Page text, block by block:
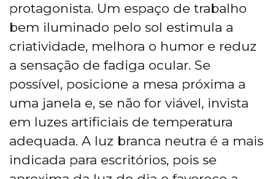
protagonista. Um espaço de trabalho
bem iluminado pelo sol estimula a
criatividade, melhora o humor e reduz
a sensação de fadiga ocular. Se
possível, posicione a mesa próxima a
uma janela e, se não for viável, invista
em luzes artificiais de temperatura
adequada. A luz branca neutra é a mais
indicada para escritórios, pois se